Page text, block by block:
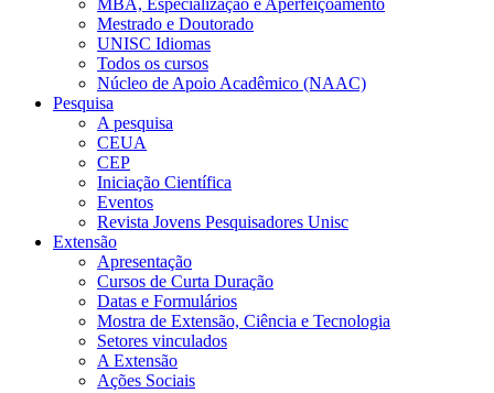
MBA, Especialização e Aperfeiçoamento
Mestrado e Doutorado
UNISC Idiomas
Todos os cursos
Núcleo de Apoio Acadêmico (NAAC)
Pesquisa
A pesquisa
CEUA
CEP
Iniciação Científica
Eventos
Revista Jovens Pesquisadores Unisc
Extensão
Apresentação
Cursos de Curta Duração
Datas e Formulários
Mostra de Extensão, Ciência e Tecnologia
Setores vinculados
A Extensão
Ações Sociais